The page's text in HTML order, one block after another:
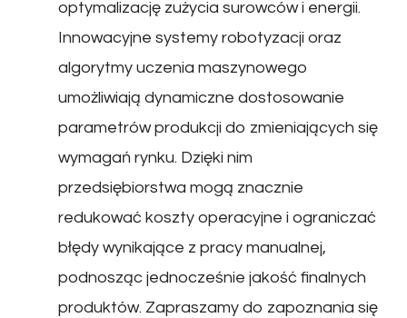
optymalizację zużycia surowców i energii.
Innowacyjne systemy robotyzacji oraz
algorytmy uczenia maszynowego
umożliwiają dynamiczne dostosowanie
parametrów produkcji do zmieniających się
wymagań rynku. Dzięki nim
przedsiębiorstwa mogą znacznie
redukować koszty operacyjne i ograniczać
błędy wynikające z pracy manualnej,
podnosząc jednocześnie jakość finalnych
produktów. Zapraszamy do zapoznania się